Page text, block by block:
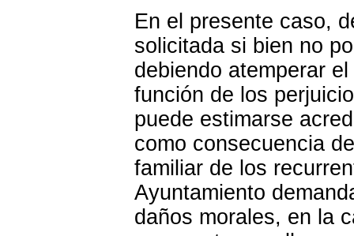
En el presente caso,
solicitada si bien no
debiendo atemperar
función de los
puede estimarse
como consecuencia
familiar de los
Ayuntamiento
daños morales, en la